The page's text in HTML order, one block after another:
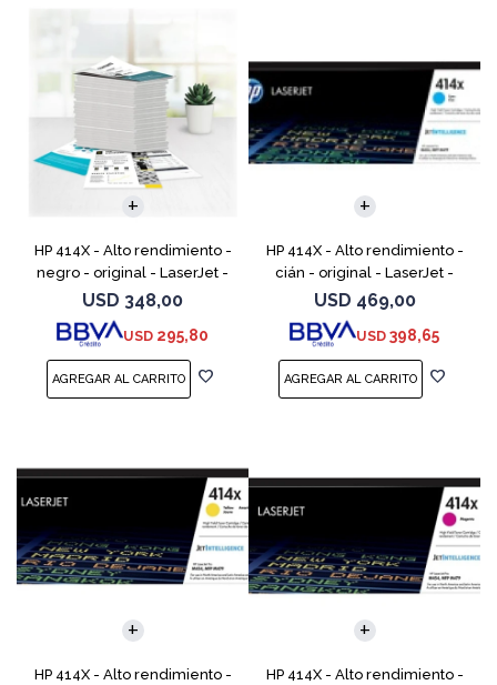
HP 414X - Alto rendimiento -
negro - original - LaserJet -
cartucho de tóner (W2020X) -
para Color LaserJet
Enterprise M455, MFP
USD 348,00
USD 295,80
HP 414X - Alto rendimiento -
cián - original - LaserJet -
cartucho de tóner (W2021X) -
para Color LaserJet
Enterprise M455, MFP
USD 469,00
USD 398,65
HP 414X - Alto rendimiento -
HP 414X - Alto rendimiento -